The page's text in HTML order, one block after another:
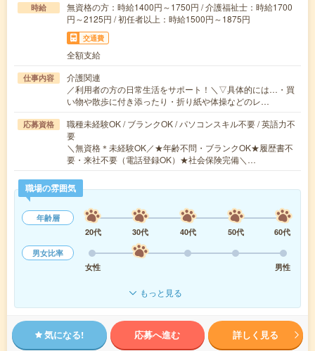
時給
無資格の方：時給1400円～1750円 / 介護福祉士：時給1700
円～2125円 / 初任者以上：時給1500円～1875円
交通費
全額支給
仕事内容
介護関連
／利用者の方の日常生活をサポート！＼▽具体的には…・買
い物や散歩に付き添ったり・折り紙や体操などのレ…
応募資格
職種未経験OK / ブランクOK / パソコンスキル不要 / 英語力不
要
＼無資格＊未経験OK／★年齢不問・ブランクOK★履歴書不
要・来社不要（電話登録OK）★社会保険完備＼…
職場の雰囲気
年齢層
20代
30代 40代 50代
60代
男女比率
女性
男性
もっと見る
気になる! 応募へ進む 詳しく見る